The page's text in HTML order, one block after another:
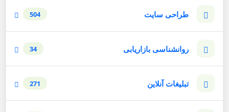
طراحی سایت 504
روانشناسی بازاریابی 34
تبلیغات آنلاین 271